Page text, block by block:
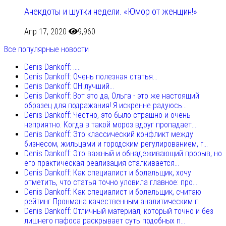
Анекдоты и шутки недели. «Юмор от женщин!»
Апр 17, 2020
9,960
Все популярные новости
Denis Dankoff: .....
Denis Dankoff: Очень полезная статья...
Denis Dankoff: ОН лучший...
Denis Dankoff: Вот это да, Ольга - это же настоящий
образец для подражания! Я искренне радуюсь...
Denis Dankoff: Честно, это было страшно и очень
неприятно. Когда в такой мороз вдруг пропадает...
Denis Dankoff: Это классический конфликт между
бизнесом, жильцами и городским регулированием, г...
Denis Dankoff: Это важный и обнадеживающий прорыв, но
его практическая реализация сталкивается...
Denis Dankoff: Как специалист и болельщик, хочу
отметить, что статья точно уловила главное: про...
Denis Dankoff: Как специалист и болельщик, считаю
рейтинг Пронмана качественным аналитическим п...
Denis Dankoff: Отличный материал, который точно и без
лишнего пафоса раскрывает суть подобных п...